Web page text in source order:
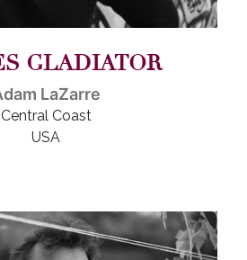
GLADIATOR
LaZarre
Central Coast
USA